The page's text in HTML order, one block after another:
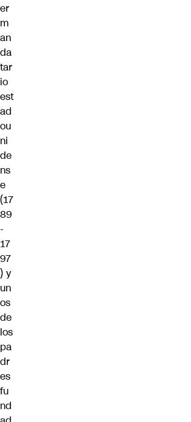
er
m
an
da
tar
io
est
ad
ou
ni
de
ns
e
(17
89
-
17
97
) y
un
os
de
los
pa
dr
es
fu
nd